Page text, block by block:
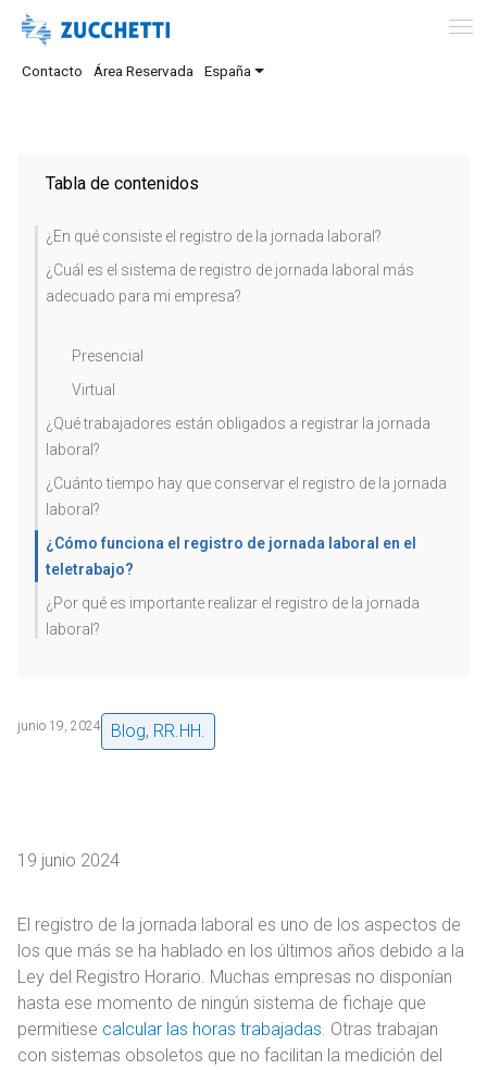
Contacto Área Reservada España
Tabla de contenidos
¿En qué consiste el registro de la jornada laboral?
¿Cuál es el sistema de registro de jornada laboral más
adecuado para mi empresa?
Presencial
Virtual
¿Qué trabajadores están obligados a registrar la jornada
laboral?
¿Cuánto tiempo hay que conservar el registro de la jornada
laboral?
¿Cómo funciona el registro de jornada laboral en el
teletrabajo?
¿Por qué es importante realizar el registro de la jornada
laboral?
junio 19, 2024 Blog, RR.HH.
19 junio 2024
El registro de la jornada laboral es uno de los aspectos de
los que más se ha hablado en los últimos años debido a la
Ley del Registro Horario. Muchas empresas no disponían
hasta ese momento de ningún sistema de fichaje que
permitiese calcular las horas trabajadas. Otras trabajan
con sistemas obsoletos que no facilitan la medición del